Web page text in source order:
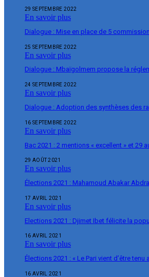
29 SEPTEMBRE 2022
En savoir plus
Dialogue : Mise en place de 5
25 SEPTEMBRE 2022
En savoir plus
Dialogue : Mbaïgolmem propose la
24 SEPTEMBRE 2022
En savoir plus
Dialogue : Adoption des synthèses des
16 SEPTEMBRE 2022
En savoir plus
Bac 2021 : 2 mentions « excellent » et 29
29 AOÛT 2021
En savoir plus
Élections 2021 : Mahamoud Abakar
17 AVRIL 2021
En savoir plus
Elections 2021 : Djimet Ibet félicite la
16 AVRIL 2021
En savoir plus
Élections 2021 : « Le Pari vient d’être
16 AVRIL 2021